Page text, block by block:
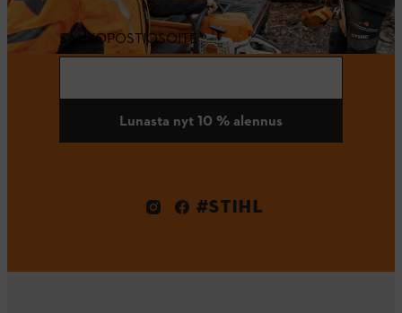
SÄHKÖPOSTIOSOITE
Lunasta nyt 10 % alennus
#STIHL